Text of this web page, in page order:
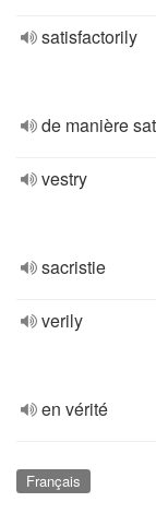
satisfactorily
de manière
vestry
sacristie
verily
en vérité
Français